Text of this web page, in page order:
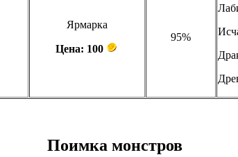
Ярмарка
Цена: 100
95%
Поимка монстров